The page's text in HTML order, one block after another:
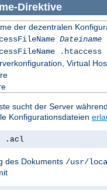
-Direktive
der dezentralen
Dateiname
.htaccess
Virtual
sucht der Server
Konfigurationsdateien
.acl
des Dokuments /usr/